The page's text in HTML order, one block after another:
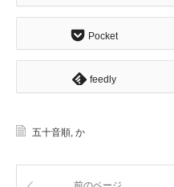
Pocket
feedly
五十音順, か